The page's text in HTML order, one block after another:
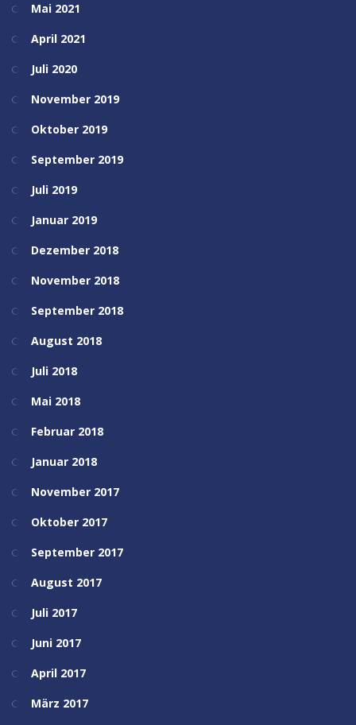
Mai 2021
April 2021
Juli 2020
November 2019
Oktober 2019
September 2019
Juli 2019
Januar 2019
Dezember 2018
November 2018
September 2018
August 2018
Juli 2018
Mai 2018
Februar 2018
Januar 2018
November 2017
Oktober 2017
September 2017
August 2017
Juli 2017
Juni 2017
April 2017
März 2017